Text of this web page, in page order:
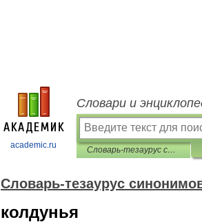
academic.ru
Словари и
Словарь-тезаурус синонимов русской речи
Словарь-тезаурус
колдунья